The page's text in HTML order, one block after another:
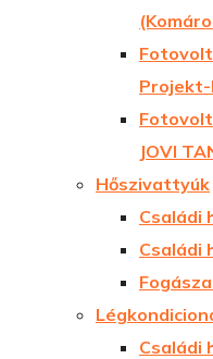
JOVI
Hőszivattyúk
Családi
Családi
Családi